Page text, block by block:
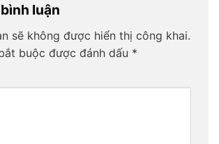
luận
sẽ không được hiển thị công khai.
buộc được đánh dấu *